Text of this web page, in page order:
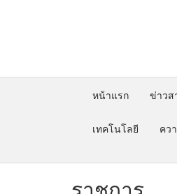
หน้าแรก ข่าวส
เทคโนโลยี คว